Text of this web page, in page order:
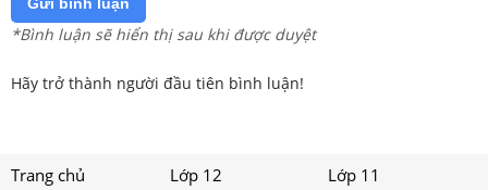
*Bình luận sẽ hiển thị sau khi được duyệt
Hãy trở thành người đầu tiên bình luận!
Trang chủ Lớp 12
Lớp 11